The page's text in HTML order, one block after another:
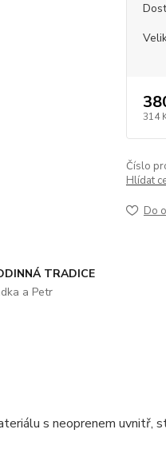
314
Číslo
Hlídat
Do
TRADICE
a Petr
s neoprenem uvnitř,